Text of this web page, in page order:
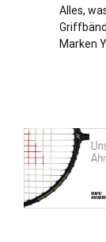
Alles,
Marken